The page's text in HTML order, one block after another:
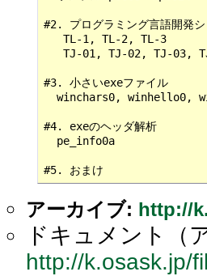
#2. プログラミング言語開発シ
   TL-1, TL-2, TL-3
TJ-01, TJ-02, TJ-03,
#3. 小さいexeファイル
winchars0, winhello0,
#4. exeのヘッダ解析
  pe_info0a
#5. おまけ
アーカイブ: http://
ドキュメント（
http://k.osask.jp/